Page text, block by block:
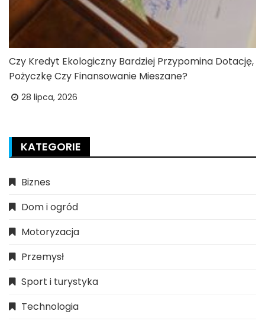
Czy Kredyt Ekologiczny Bardziej Przypomina Dotację,
Pożyczkę Czy Finansowanie Mieszane?
28 lipca, 2026
KATEGORIE
Biznes
Dom i ogród
Motoryzacja
Przemysł
Sport i turystyka
Technologia